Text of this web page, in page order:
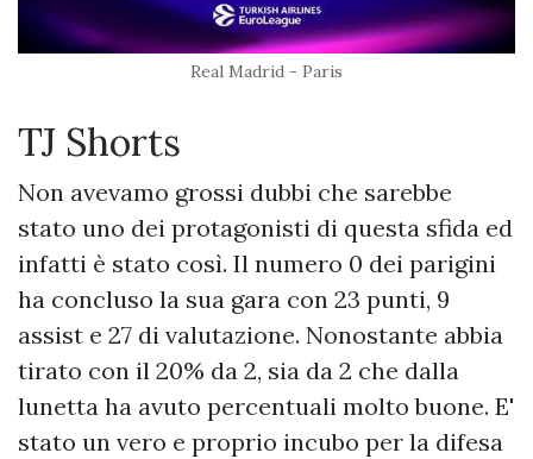
Real Madrid - Paris
TJ Shorts
Non avevamo grossi dubbi che sarebbe
stato uno dei protagonisti di questa sfida ed
infatti è stato così. Il numero 0 dei parigini
ha concluso la sua gara con 23 punti, 9
assist e 27 di valutazione. Nonostante abbia
tirato con il 20% da 2, sia da 2 che dalla
lunetta ha avuto percentuali molto buone. E'
stato un vero e proprio incubo per la difesa